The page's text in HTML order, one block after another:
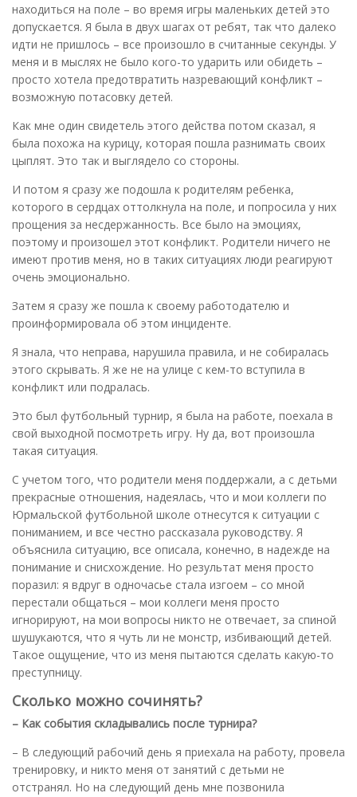
находиться на поле – во время игры маленьких детей это
допускается. Я была в двух шагах от ребят, так что далеко
идти не пришлось – все произошло в считанные секунды. У
меня и в мыслях не было кого-то ударить или обидеть –
просто хотела предотвратить назревающий конфликт –
возможную потасовку детей.
Как мне один свидетель этого действа потом сказал, я
была похожа на курицу, которая пошла разнимать своих
цыплят. Это так и выглядело со стороны.
И потом я сразу же подошла к родителям ребенка,
которого в сердцах оттолкнула на поле, и попросила у них
прощения за несдержанность. Все было на эмоциях,
поэтому и произошел этот конфликт. Родители ничего не
имеют против меня, но в таких ситуациях люди реагируют
очень эмоционально.
Затем я сразу же пошла к своему работодателю и
проинформировала об этом инциденте.
Я знала, что неправа, нарушила правила, и не собиралась
этого скрывать. Я же не на улице с кем-то вступила в
конфликт или подралась.
Это был футбольный турнир, я была на работе, поехала в
свой выходной посмотреть игру. Ну да, вот произошла
такая ситуация.
С учетом того, что родители меня поддержали, а с детьми
прекрасные отношения, надеялась, что и мои коллеги по
Юрмальской футбольной школе отнесутся к ситуации с
пониманием, и все честно рассказала руководству. Я
объяснила ситуацию, все описала, конечно, в надежде на
понимание и снисхождение. Но результат меня просто
поразил: я вдруг в одночасье стала изгоем – со мной
перестали общаться – мои коллеги меня просто
игнорируют, на мои вопросы никто не отвечает, за спиной
шушукаются, что я чуть ли не монстр, избивающий детей.
Такое ощущение, что из меня пытаются сделать какую-то
преступницу.
Сколько можно сочинять?
– Как события складывались после турнира?
– В следующий рабочий день я приехала на работу, провела
тренировку, и никто меня от занятий с детьми не
отстранял. Но на следующий день мне позвонила